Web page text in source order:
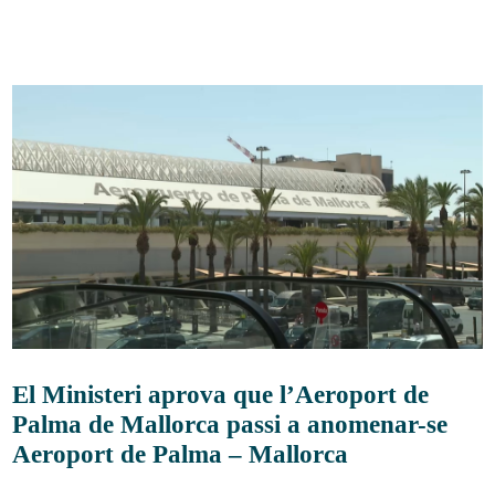
El Ministeri aprova que l’Aeroport de
Palma de Mallorca passi a anomenar-se
Aeroport de Palma – Mallorca